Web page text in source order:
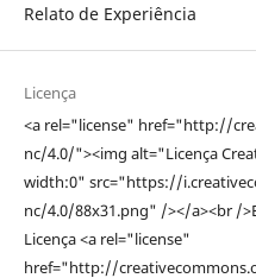
Relato de Experiência
Licença
<a rel="license" href="http://
nc/4.0/"><img alt="Licença
width:0" src="https://
nc/4.0/88x31.png" /></a><br /
Licença <a rel="license"
href="http://